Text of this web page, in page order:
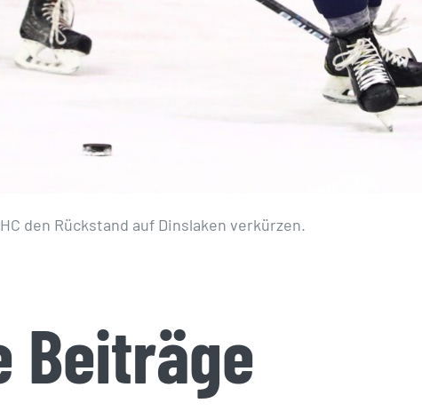
den Rückstand auf Dinslaken verkürzen.
Beiträge